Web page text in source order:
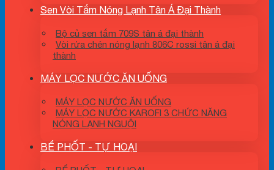
Sen Vòi Tắm Nóng Lạnh Tân Á Đại Thành
Bộ củ sen tắm 709S tân á đại thành
Vòi rửa chén nóng lạnh 806C rossi tân á đại
thành
MÁY LỌC NƯỚC ĂN UỐNG
MÁY LỌC NƯỚC ĂN UỐNG
MÁY LỌC NƯỚC KAROFI 3 CHỨC NĂNG
NÓNG LẠNH NGUỘI
BỂ PHỐT - TỰ HOẠI